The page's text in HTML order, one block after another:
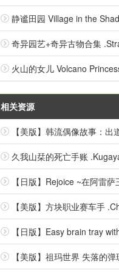
静谧田园 Village in the
奇异园艺+奇异古物合集 .Strange
火山的女儿 Volcano
相关资源
【美版】韩流偶像故事：出道之路 .K-Pop Idol Stories: Road to
久我山栞的死亡手账 .Kugayama Shiori's Death
【日版】Rejoice ~在阿雷萨王国的彼方
【美版】方块职业赛车手 .Chiki-Chiki Boxy
【日版】Easy brain tray with games Simple inspirational
【美版】祖玛世界 失落的弹珠岛 .Zumba World - The Lost Marble